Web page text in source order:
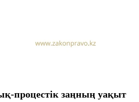
процестік заңның уақыт